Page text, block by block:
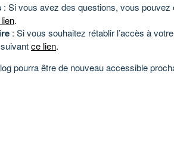
: Si vous avez des questions, vous pouvez
.
: Si vous souhaitez rétablir l’accès à
ce lien.
pourra être de nouveau accessible